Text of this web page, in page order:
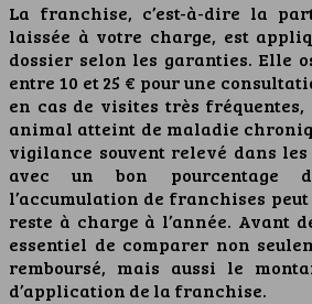
La franchise, c’est-à-dire la
laissée à votre charge, est
dossier selon les garanties. Elle
entre 10 et 25 € pour une
en cas de visites très fréquentes,
animal atteint de maladie
vigilance souvent relevé dans
avec un bon pourcentage
l’accumulation de franchises
reste à charge à l’année. Avant
essentiel de comparer non
remboursé, mais aussi le
d’application de la franchise.